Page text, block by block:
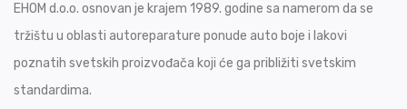
EHOM d.o.o. osnovan je krajem 1989. godine sa namerom da se
tržištu u oblasti autoreparature ponude auto boje i lakovi
poznatih svetskih proizvođača koji će ga približiti svetskim
standardima.